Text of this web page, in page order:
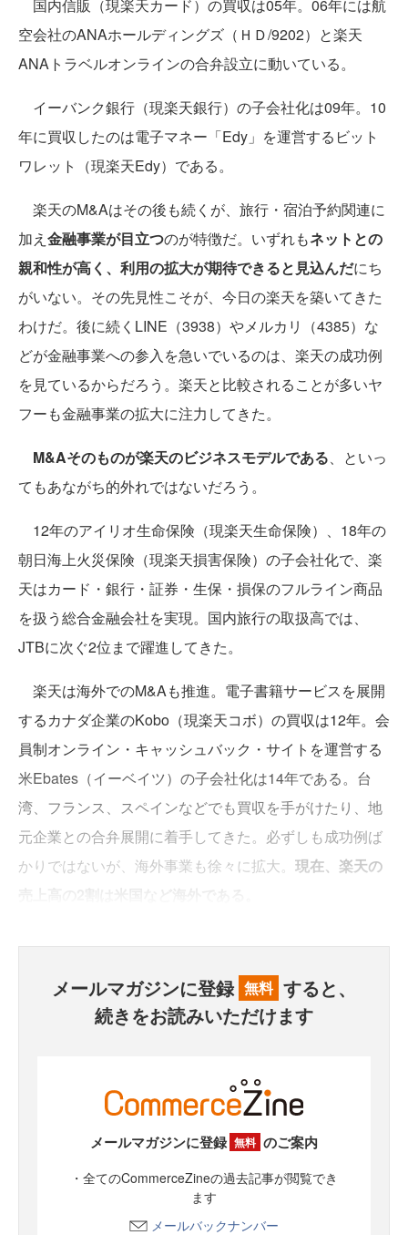
国内信販（現楽天カード）の買収は05年。06年には航
空会社のANAホールディングズ（ＨＤ/9202）と楽天
ANAトラベルオンラインの合弁設立に動いている。
イーバンク銀行（現楽天銀行）の子会社化は09年。10
年に買収したのは電子マネー「Edy」を運営するビット
ワレット（現楽天Edy）である。
楽天のM&Aはその後も続くが、旅行・宿泊予約関連に
加え 金融事業が目立つのが特徴だ。いずれもネットとの
親和性が高く、利用の拡大が期待できると見込んだにち
がいない。その先見性こそが、今日の楽天を築いてきた
わけだ。後に続くLINE（3938）やメルカリ（4385）な
どが金融事業への参入を急いでいるのは、楽天の成功例
を見ているからだろう。楽天と比較されることが多いヤ
フーも金融事業の拡大に注力してきた。
M&Aそのものが楽天のビジネスモデルである、といっ
てもあながち的外れではないだろう。
12年のアイリオ生命保険（現楽天生命保険）、18年の
朝日海上火災保険（現楽天損害保険）の子会社化で、楽
天はカード・銀行・証券・生保・損保のフルライン商品
を扱う総合金融会社を実現。国内旅行の取扱高では、
JTBに次ぐ2位まで躍進してきた。
楽天は海外でのM&Aも推進。電子書籍サービスを展開
するカナダ企業のKobo（現楽天コボ）の買収は12年。会
員制オンライン・キャッシュバック・サイトを運営する
米Ebates（イーベイツ）の子会社化は14年である。台
湾、フランス、スペインなどでも買収を手がけたり、地
元企業との合弁展開に着手してきた。必ずしも成功例ば
かりではないが、海外事業も徐々に拡大。 現在、楽天の
メールマガジンに登録 無料 すると、
続きをお読みいただけます
メールマガジンに登録 無料 のご案内
・全てのCommerceZineの過去記事が閲覧でき
ます
メールバックナンバー